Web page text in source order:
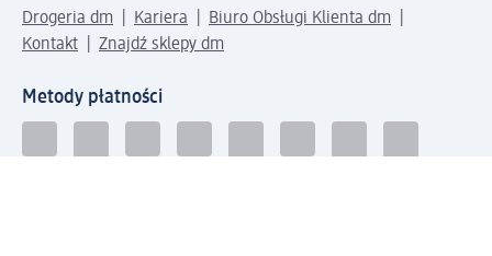
Drogeria dm Kariera
Biuro Obsługi Klienta dm
Kontakt
Znajdź sklepy dm
Metody płatności